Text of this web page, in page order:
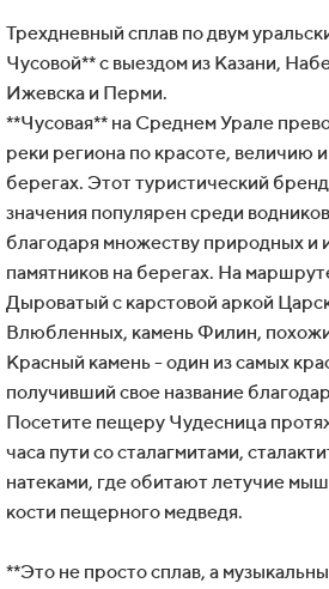
Трехдневный сплав по двум
Чусовой** с выездом из Казани,
Ижевска и Перми.
**Чусовая** на Среднем Урале
реки региона по красоте, величию
берегах. Этот туристический
значения популярен среди
благодаря множеству природных и
памятников на берегах. На
Дыроватый с карстовой аркой
Влюбленных, камень Филин,
Красный камень - один из самых
получивший свое название
Посетите пещеру Чудесница
часа пути со сталагмитами,
натеками, где обитают летучие
кости пещерного медведя.
**Это не просто сплав, а